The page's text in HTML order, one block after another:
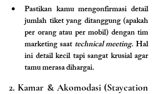
Pastikan kamu mengonfirmasi detail
jumlah tiket yang ditanggung (apakah
per orang atau per mobil) dengan tim
marketing saat technical meeting. Hal
ini detail kecil tapi sangat krusial agar
tamu merasa dihargai.
2. Kamar & Akomodasi (Staycation